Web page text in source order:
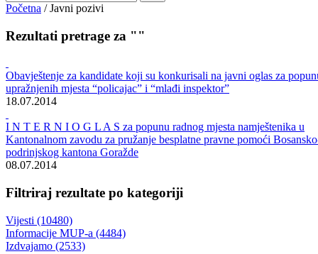
Javni pozivi
Rezultati pretrage za ""